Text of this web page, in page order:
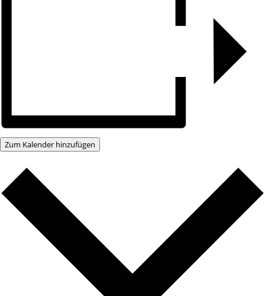
Zum Kalender hinzufügen